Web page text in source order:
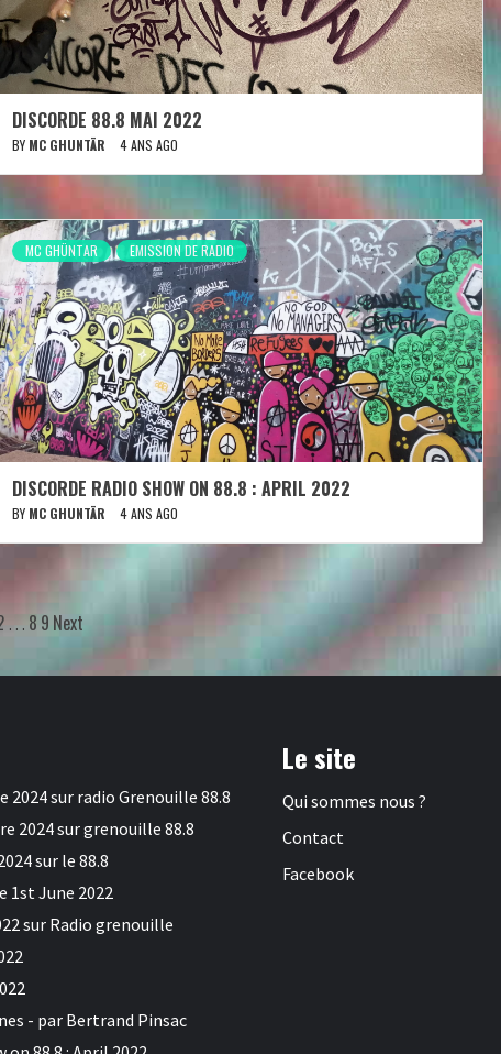
DISCORDE 88.8 MAI 2022
BY MC GHUNTÄR 4 ANS AGO
MC GHÜNTAR EMISSION DE RADIO
DISCORDE RADIO SHOW ON 88.8 : APRIL 2022
BY MC GHUNTÄR 4 ANS AGO
… 8 9 Next
2024 sur radio Grenouille 88.8
2024 sur grenouille 88.8
sur le 88.8
1st June 2022
sur Radio grenouille
- par Bertrand Pinsac
Le site
Qui sommes nous ?
Contact
Facebook